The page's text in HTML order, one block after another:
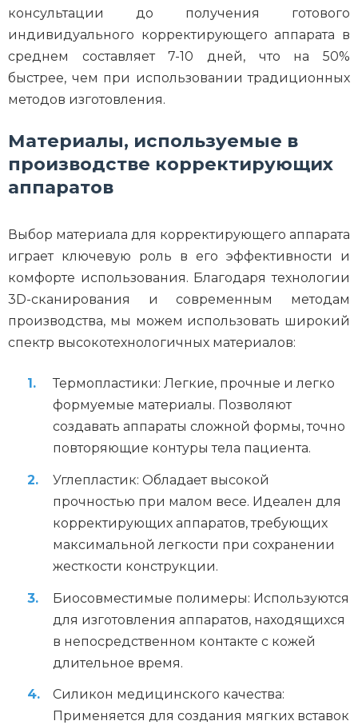
консультации до получения готового
индивидуального корректирующего аппарата в
среднем составляет 7-10 дней, что на 50%
быстрее, чем при использовании традиционных
методов изготовления.
Материалы, используемые в
производстве корректирующих
аппаратов
Выбор материала для корректирующего аппарата
играет ключевую роль в его эффективности и
комфорте использования. Благодаря технологии
3D-сканирования и современным методам
производства, мы можем использовать широкий
спектр высокотехнологичных материалов:
Термопластики: Легкие, прочные и легко
формуемые материалы. Позволяют
создавать аппараты сложной формы, точно
повторяющие контуры тела пациента.
Углепластик: Обладает высокой
прочностью при малом весе. Идеален для
корректирующих аппаратов, требующих
максимальной легкости при сохранении
жесткости конструкции.
Биосовместимые полимеры: Используются
для изготовления аппаратов, находящихся
в непосредственном контакте с кожей
длительное время.
Силикон медицинского качества:
Применяется для создания мягких вставок